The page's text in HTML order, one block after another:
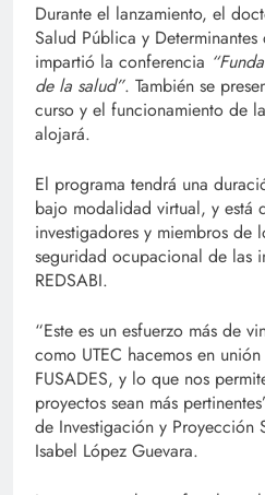
Durante el lanzamiento, el
Salud Pública y
impartió la conferencia
de la salud”. También se
curso y el funcionamiento de
alojará.
El programa tendrá una
bajo modalidad virtual, y está
investigadores y miembros de
seguridad ocupacional de las
REDSABI.
“Este es un esfuerzo más de
como UTEC hacemos en
FUSADES, y lo que nos
proyectos sean más
de Investigación y Proyección
Isabel López Guevara.